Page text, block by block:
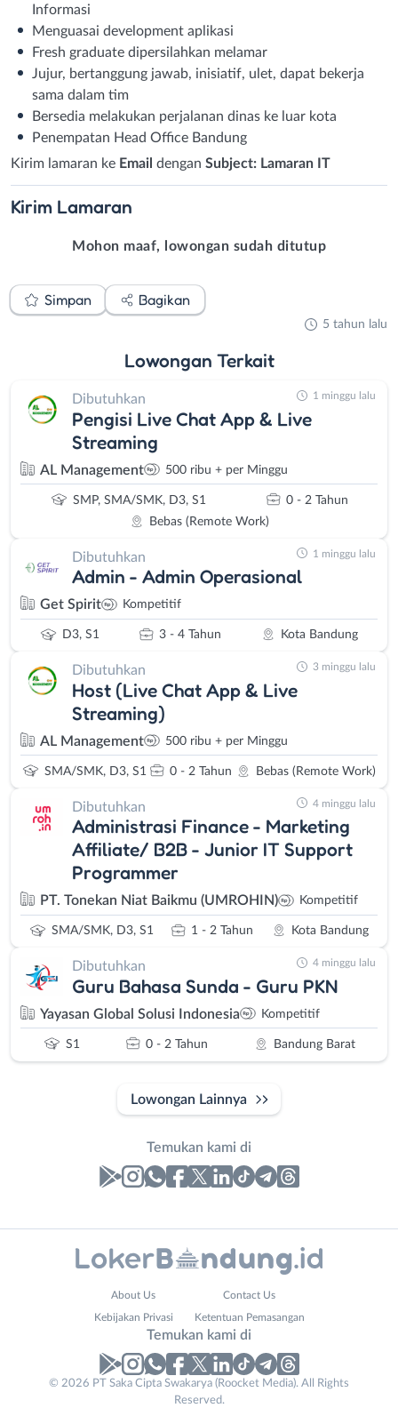
Informasi
Menguasai development aplikasi
Fresh graduate dipersilahkan melamar
Jujur, bertanggung jawab, inisiatif, ulet, dapat bekerja
sama dalam tim
Bersedia melakukan perjalanan dinas ke luar kota
Penempatan Head Office Bandung
Kirim lamaran ke Email dengan Subject: Lamaran IT
Kirim Lamaran
Mohon maaf, lowongan sudah ditutup
Simpan Bagikan
5 tahun lalu
Lowongan Terkait
Dibutuhkan
Pengisi Live Chat App & Live
Streaming
AL Management 500 ribu + per Minggu
SMP, SMA/SMK, D3, S1
0 - 2 Tahun
Bebas (Remote Work)
1 minggu lalu
Dibutuhkan
Admin - Admin Operasional
Get Spirit Kompetitif
D3, S1 3 - 4 Tahun Kota Bandung
1 minggu lalu
Dibutuhkan
Host (Live Chat App & Live
Streaming)
AL Management 500 ribu + per Minggu
SMA/SMK, D3, S1 0 - 2 Tahun Bebas (Remote Work)
3 minggu lalu
Dibutuhkan
Administrasi Finance - Marketing
Affiliate/ B2B - Junior IT Support
Programmer
PT. Tonekan Niat Baikmu (UMROHIN) Kompetitif
SMA/SMK, D3, S1 1 - 2 Tahun Kota Bandung
4 minggu lalu
Dibutuhkan
Guru Bahasa Sunda - Guru PKN
Yayasan Global Solusi Indonesia Kompetitif
S1 0 - 2 Tahun Bandung Barat
4 minggu lalu
Lowongan Lainnya
Temukan kami di
Lowongan
No. Telp /
About Us Contact Us
Kebijakan Privasi Ketentuan Pemasangan
Temukan kami di
© 2026 PT Saka Cipta Swakarya (Roocket Media). All Rights
Reserved.